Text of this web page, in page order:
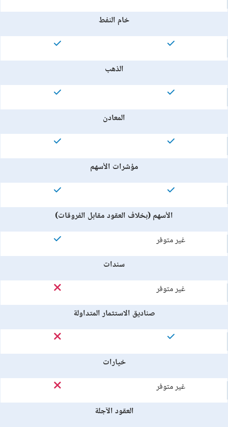
خام النفط
الذهب
المعادن
مؤشرات الأسهم
الأسهم (بخلاف العقود مقابل الفروقات)
غير متوفر
سندات
غير متوفر
صناديق الاستثمار المتداولة
خيارات
غير متوفر
العقود الآجلة